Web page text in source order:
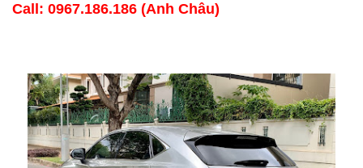
Call: 0967.186.186 (Anh Châu)